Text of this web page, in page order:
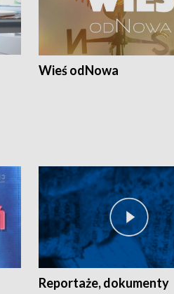
Wieś odNowa
Reportaże, dokumenty